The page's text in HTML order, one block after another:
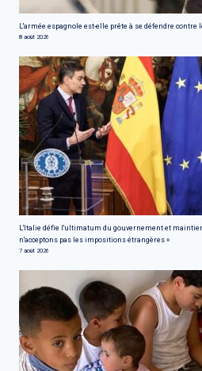
L'armée espagnole est-elle prête à se défendre contre
8 août 2026
L'Italie défie l'ultimatum du gouvernement et
n'acceptons pas les impositions étrangères »
7 août 2026